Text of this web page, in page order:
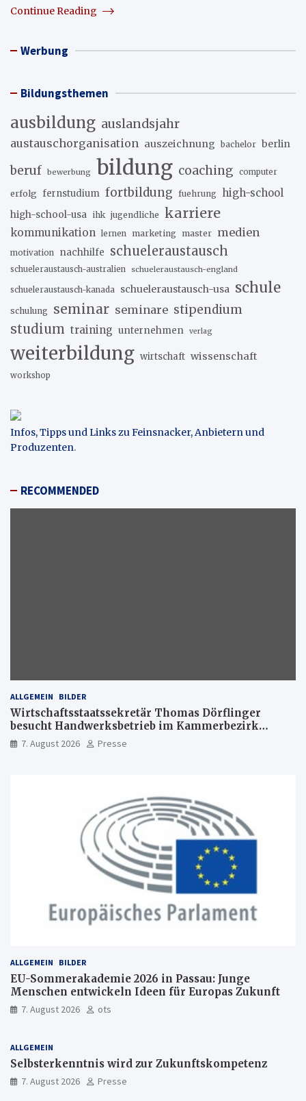
Continue Reading
Werbung
Bildungsthemen
ausbildung auslandsjahr
austauschorganisation auszeichnung bachelor berlin
beruf bewerbung bildung coaching computer
erfolg fernstudium fortbildung fuehrung high-school
high-school-usa ihk jugendliche karriere
kommunikation lernen marketing master medien
motivation nachhilfe schueleraustausch
schueleraustausch-australien schueleraustausch-england
schueleraustausch-kanada schueleraustausch-usa schule
schulung seminar seminare stipendium
studium training unternehmen verlag
weiterbildung wirtschaft wissenschaft
workshop
Infos, Tipps und Links zu Feinsnacker, Anbietern und
Produzenten.
RECOMMENDED
ALLGEMEIN BILDER
Wirtschaftsstaatssekretär Thomas Dörflinger
besucht Handwerksbetrieb im Kammerbezirk
Freiburg
7. August 2026 Presse
ALLGEMEIN BILDER
EU-Sommerakademie 2026 in Passau: Junge
Menschen entwickeln Ideen für Europas Zukunft
7. August 2026 ots
ALLGEMEIN
Selbsterkenntnis wird zur Zukunftskompetenz
7. August 2026 Presse